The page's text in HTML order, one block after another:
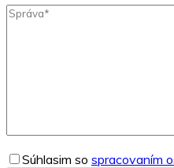
Súhlasim so spracovaním